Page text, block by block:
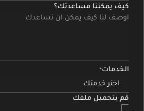
كيف يمكننا مساعدتك؟
الخدمات
قم بتحميل ملفك